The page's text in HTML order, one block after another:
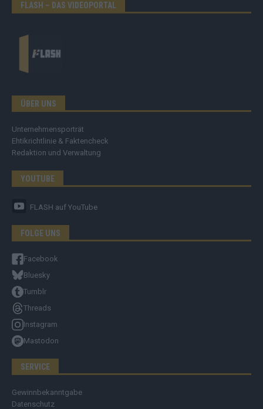
FLASH – DAS VIDEOPORTAL
ÜBER UNS
Unternehmensporträt
Ehtikrichtlinie & Faktencheck
Redaktion und Verwaltung
YOUTUBE
FLASH auf YouTube
FOLGE UNS
Facebook
Bluesky
Tumblr
Threads
Instagram
Mastodon
SERVICE
Gewinnbekanntgabe
Datenschutz